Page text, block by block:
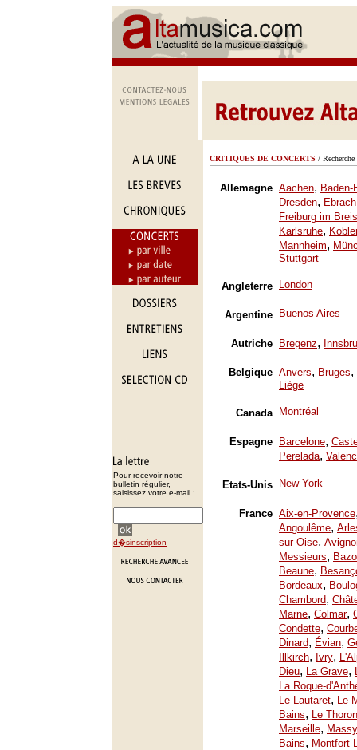
Pour recevoir notre
bulletin régulier,
saisissez votre e-mail :
d�sinscription
CRITIQUES DE CONCERTS /
Allemagne Aachen, Baden-
Dresden, Ebrach
Freiburg im
Karlsruhe,
Mannheim,
Stuttgart
Angleterre London
Argentine Buenos Aires
Autriche Bregenz,
Belgique Anvers, Bruges,
Liège
Canada Montréal
Espagne Barcelone,
Perelada,
Etats-Unis New York
France Aix-en-Provence
Angoulême,
sur-Oise,
Messieurs,
Beaune,
Bordeaux,
Chambord,
Marne, Colmar,
Condette,
Dinard, Évian,
Illkirch, Ivry,
Dieu, La Grave,
La Roque-
Le Lautaret, Le
Bains, Le
Marseille, Massy
Bains, Montfort